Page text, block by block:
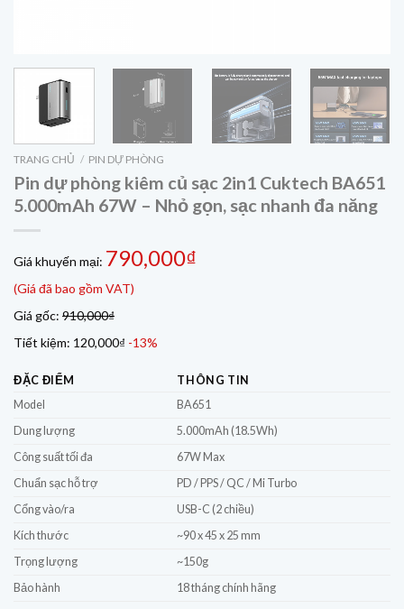
TRANG CHỦ / PIN DỰ PHÒNG
Pin dự phòng kiêm củ sạc 2in1 Cuktech BA651
5.000mAh 67W – Nhỏ gọn, sạc nhanh đa năng
Giá khuyến mại: 790,000₫
(Giá đã bao gồm VAT)
Giá gốc: 910,000₫
Tiết kiệm: 120,000₫ -13%
ĐẶC ĐIỂM
THÔNG TIN
Model
BA651
Dung lượng
5.000mAh (18.5Wh)
Công suất tối đa
67W Max
Chuẩn sạc hỗ trợ
PD / PPS / QC / Mi Turbo
Cổng vào/ra
USB-C (2 chiều)
Kích thước
~90 x 45 x 25 mm
Trọng lượng
~150g
Bảo hành
18 tháng chính hãng